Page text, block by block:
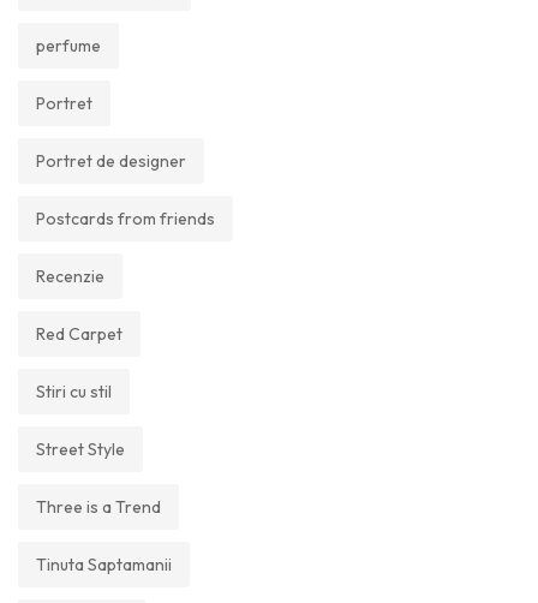
perfume
Portret
Portret de designer
Postcards from friends
Recenzie
Red Carpet
Stiri cu stil
Street Style
Three is a Trend
Tinuta Saptamanii